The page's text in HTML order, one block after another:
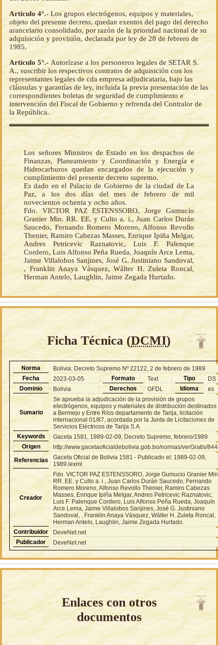
Artículo 4°.- Los grupos electrógenos, equipos y materiales,
objeto del presente decreto, quedan exentos del pago del derecho
arancelario consolidado, por razón de la prioridad nacional de su
adquisición y provisión, declarada por ley de 28 de febrero de
1985.
Artículo 5°.- Autorízase a los personeros legales de SETAR S.
A., suscribir los respectivos contratos de adquisición con los
representantes legales de cda empresa adjudicataria, bajo las
cláusulas y garantías de ley, incluida la previa presentación de las
correspondientes boletas de seguridad de cumplimiento e
intervención del Fiscal de Gobierno y refrenda del Contralor de
la República.
Los señores Ministros de Estado en los despachos de
Finanzas, Planeamiento y Coordinación y Energía e
Hidrocarburos quedan encargados de la ejecución y
cumplimiento del presente decreto supremo.
Es dado en el Palacio de Gobierno de la ciudad de La
Paz, a los dos días del mes de febrero de mil
novecientos ochenta y ocho años.
Fdo. VICTOR PAZ ESTENSSORO, Jorge Gumucio
Granier Min. RR. EE. y Culto a. i., Juan Carlos Durán
Saucedo, Fernando Romero Moreno, Alfonso Revollo
Thenier, Ramiro Cabezas Masses, Enrique Ipiña Melgar,
Andres Petricevic Raznatovic, Luis F. Palenque
Cordero, Luis Alfonso Peña Rueda, Joaquín Arce Lema,
Jaime Villalobos Sanjines, José G. Justiniano Sandoval,
, Franklin Anaya Vásquez, Wálter H. Zuleta Roncal,
Herman Antelo, Laughlin, Jaime Zegada Hurtado.
Ficha Técnica (DCMI)
Norma
Bolivia: Decreto Supremo Nº 22122, 2 de febrero de 1989
Fecha
2023-03-05 Formato Text Tipo
DS
Dominio
Bolivia Derechos GFDL Idioma es
Sumario
Se aprueba la adjudicación de la provisión de grupos
electrógenos, equipos y materiales de distribución destinados
a Bermejo y Entre Ríos departamento de Tarija, licitación
internacional 01/87, acordada por la Junta de Licitaciones de
Servicios Eléctricos de Tarija S.A.
Keywords
Gaceta 1581, 1989-02-09, Decreto Supremo, febrero/1989
Origen
http://www.gacetaoficialdebolivia.gob.bo/normas/verGratis/
Referencias
Gaceta Oficial de Bolivia 1581 - Publicado el: 1989-02-09,
1989.lexml
Creador
Fdo. VICTOR PAZ ESTENSSORO, Jorge Gumucio Granier
RR. EE. y Culto a. i., Juan Carlos Durán Saucedo, Fernando
Romero Moreno, Alfonso Revollo Thenier, Ramiro Cabezas
Masses, Enrique Ipiña Melgar, Andres Petricevic Raznatovic,
Luis F. Palenque Cordero, Luis Alfonso Peña Rueda, Joaquín
Arce Lema, Jaime Villalobos Sanjines, José G. Justiniano
Sandoval, , Franklin Anaya Vásquez, Wálter H. Zuleta Roncal,
Herman Antelo, Laughlin, Jaime Zegada Hurtado.
Contribuidor
DeveNet.net
Publicador
DeveNet.net
Enlaces con otros
documentos